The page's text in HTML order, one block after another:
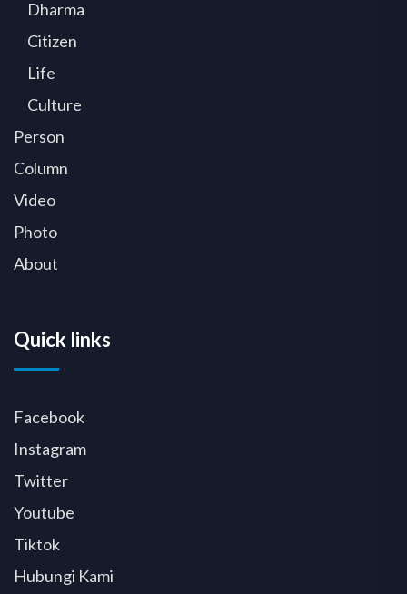
Dharma
Citizen
Life
Culture
Person
Column
Video
Photo
About
Quick links
Facebook
Instagram
Twitter
Youtube
Tiktok
Hubungi Kami